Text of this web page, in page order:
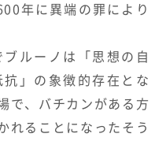
年に異端の罪により
ルーノは「思想の自
」の象徴的存在とな
で、バチカンがある方
れることになったそう